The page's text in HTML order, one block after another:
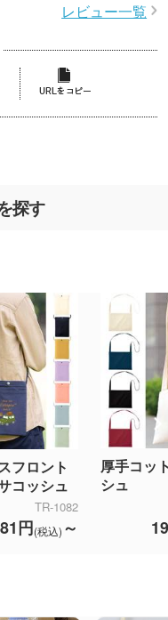
レビュー一覧
探す
フロント
コッシュ
TR-1082
円(税込) ～
厚手コッ
シュ